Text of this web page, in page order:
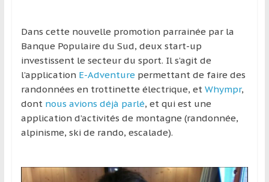
Dans cette nouvelle promotion parrainée par la
Banque Populaire du Sud, deux start-up
investissent le secteur du sport. Il s’agit de
l’application E-Adventurepermettant de faire des
randonnées en trottinette électrique, et Whympr,
dont nous avions déjà parlé, et qui est une
application d’activités de montagne (randonnée,
alpinisme, ski de rando, escalade).